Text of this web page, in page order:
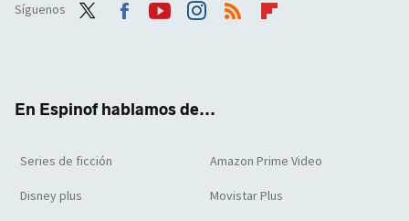
Síguenos
En Espinof hablamos de...
Series de ficción Amazon Prime Video
Disney plus Movistar Plus